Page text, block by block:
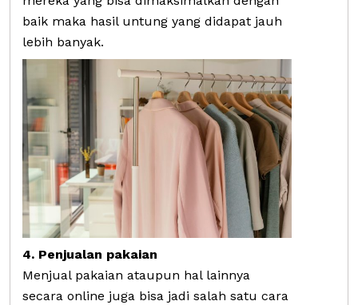
baik maka hasil untung yang didapat jauh
lebih banyak.
4. Penjualan pakaian
Menjual pakaian ataupun hal lainnya
secara online juga bisa jadi salah satu cara